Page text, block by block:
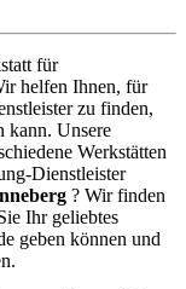
für
helfen Ihnen, für
zu finden,
kann. Unsere
Werkstätten
Dienstleister
? Wir finden
Ihr geliebtes
geben können und